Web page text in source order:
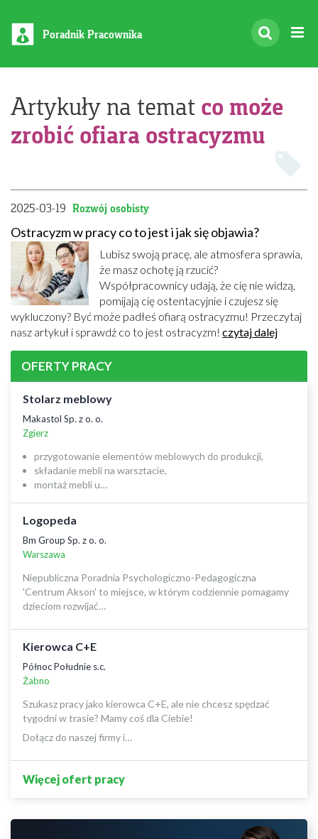
Poradnik Pracownika
Artykuły na temat co może
zrobić ofiara ostracyzmu
2025-03-19 Rozwój osobisty
Ostracyzm w pracy co to jest i jak się objawia?
Lubisz swoją pracę, ale atmosfera sprawia,
że masz ochotę ją rzucić?
Współpracownicy udają, że cię nie widzą,
pomijają cię ostentacyjnie i czujesz się
wykluczony? Być może padłeś ofiarą ostracyzmu! Przeczytaj
nasz artykuł i sprawdź co to jest ostracyzm! czytaj dalej
OFERTY PRACY
Stolarz meblowy
Makastol Sp. z o. o.
Zgierz
przygotowanie elementów meblowych do produkcji,
składanie mebli na warsztacie,
montaż mebli u…
Logopeda
Bm Group Sp. z o. o.
Warszawa
Niepubliczna Poradnia Psychologiczno-Pedagogiczna
'Centrum Akson' to miejsce, w którym codziennie pomagamy
dzieciom rozwijać…
Kierowca C+E
Północ Południe s.c.
Żabno
Szukasz pracy jako kierowca C+E, ale nie chcesz spędzać
tygodni w trasie? Mamy coś dla Ciebie!
Dołącz do naszej firmy i…
Więcej ofert pracy